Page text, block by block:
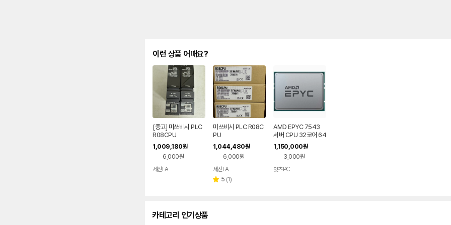
이런 상품 어때요?
[중고] 미쓰비시 PLC
R08CPU
1,009,180원
6,000원
세진FA
미쓰비시 PLC R08C
PU
1,044,480원
6,000원
세진FA
별 5 리
(1)
AMD EPYC 7543
서버 CPU 32코어 64
스레드
1,150,000원
3,000원
잇츠PC
카테고리 인기상품